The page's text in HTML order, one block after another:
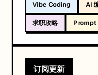
Vibe Coding AI
求职攻略 Prompt
订阅更新